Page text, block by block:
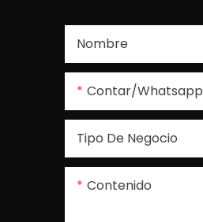
Nombre
Contar/whatsapp
Tipo De Negocio
Contenido